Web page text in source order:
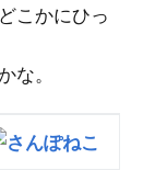
こかにひっ
な。